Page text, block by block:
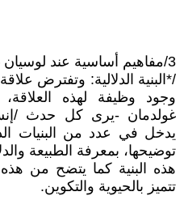
3/مفاهيم أساسية عند لوسيان غولدمان
/*البنية الدلالية: وتفترض
وجود وظيفة لهذه
غولدمان -يرى كل حدث /
يدخل في عدد من البنيات
توضيحها، بمعرفة الطبيعة
هذه البنية كما يتضح من
تتميز بالحيوية والتكوين.